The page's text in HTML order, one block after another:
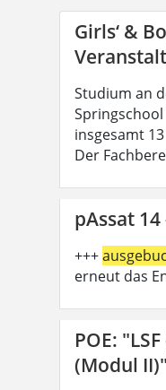
Girls‘ &
Studium an
insgesamt
Der
pAssat
+++
erneut das
POE:
(Modul II)"